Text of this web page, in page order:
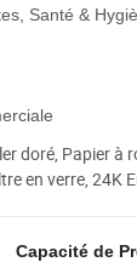
Santé &
doré, Papier à
en verre, 24K
Capacité de